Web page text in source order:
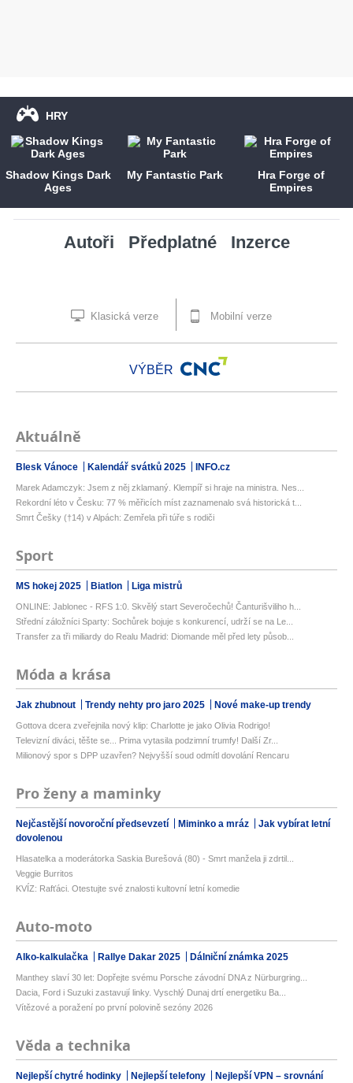
HRY
Shadow Kings Dark
Ages
My Fantastic Park
Hra Forge of
Empires
Autoři Předplatné Inzerce
Klasická verze Mobilní verze
VÝBĚR
Aktuálně
Blesk Vánoce Kalendář svátků 2025 INFO.cz
Marek Adamczyk: Jsem z něj zklamaný. Klempíř si hraje na ministra. Nes...
Rekordní léto v Česku: 77 % měřicích míst zaznamenalo svá historická t...
Smrt Češky (†14) v Alpách: Zemřela při túře s rodiči
Sport
MS hokej 2025 Biatlon Liga mistrů
ONLINE: Jablonec - RFS 1:0. Skvělý start Severočechů! Čanturišviliho h...
Střední záložníci Sparty: Sochůrek bojuje s konkurencí, udrží se na Le...
Transfer za tři miliardy do Realu Madrid: Diomande měl před lety působ...
Móda a krása
Jak zhubnout Trendy nehty pro jaro 2025 Nové make-up trendy
Gottova dcera zveřejnila nový klip: Charlotte je jako Olivia Rodrigo!
Televizní diváci, těšte se... Prima vytasila podzimní trumfy! Další Zr...
Milionový spor s DPP uzavřen? Nejvyšší soud odmítl dovolání Rencaru
Pro ženy a maminky
Nejčastější novoroční předsevzetí Miminko a mráz
Jak vybírat letní
dovolenou
Hlasatelka a moderátorka Saskia Burešová (80) - Smrt manžela ji zdrtil...
Veggie Burritos
KVÍZ: Rafťáci. Otestujte své znalosti kultovní letní komedie
Auto-moto
Alko-kalkulačka Rallye Dakar 2025 Dálniční známka 2025
Manthey slaví 30 let: Dopřejte svému Porsche závodní DNA z Nürburgring...
Dacia, Ford i Suzuki zastavují linky. Vyschlý Dunaj drtí energetiku Ba...
Vítězové a poražení po první polovině sezóny 2026
Věda a technika
Nejlepší chytré hodinky Nejlepší telefony Nejlepší VPN – srovnání